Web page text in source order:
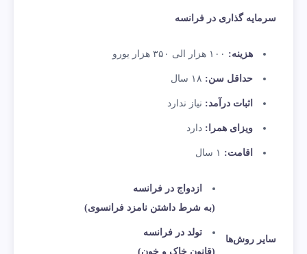
سرمایه گذاری در فرانسه
هزینه: ۱۰۰ هزار الی ۳۵۰ هزار یورو
حداقل سن:
اثبات درآمد: نیاز ندارد
ویزای همرا: دارد
اقامت: ۱ سال
سایر روش‌ها
ازدواج در فرانسه
(به شرط داشتن نامزد فرانسوی)
تولد در فرانسه
(قانون خاک و خون)